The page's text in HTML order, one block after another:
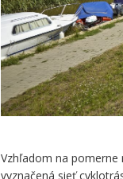
Vzhľadom na pomerne
vyznačená sieť